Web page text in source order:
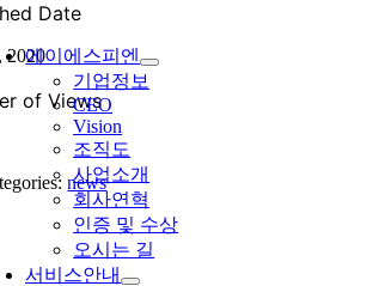
에이에스피엔
기업정보
CEO
Vision
조직도
사업소개
회사연혁
인증 및 수상
오시는 길
서비스안내
Date
2020
of Views
news